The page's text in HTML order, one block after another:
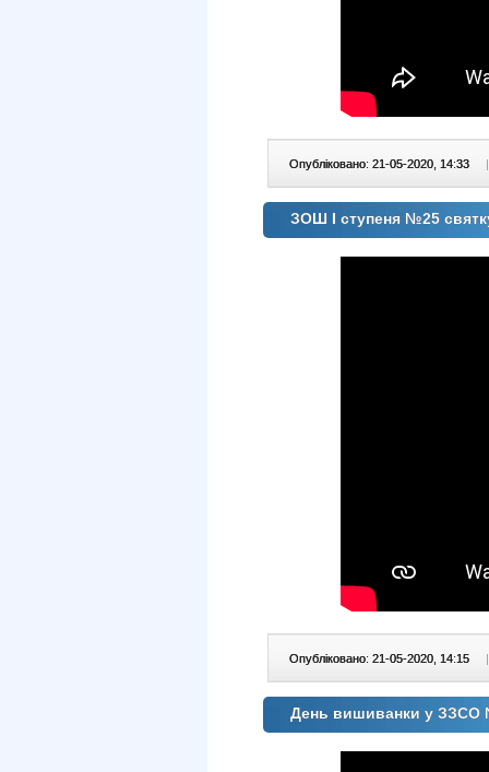
Опубліковано: 21-05-2020, 14:33 |
ЗОШ І ступеня №25
Опубліковано: 21-05-2020, 14:15 |
День вишиванки у ЗЗСО